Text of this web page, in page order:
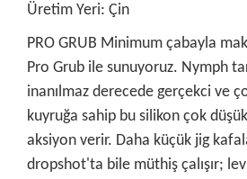
Üretim Yeri: Çin
PRO GRUB Minimum çabayla
Pro Grub ile sunuyoruz. Nymph
inanılmaz derecede gerçekci ve
kuyruğa sahip bu silikon çok
aksiyon verir. Daha küçük jig
dropshot'ta bile müthiş çalışır;